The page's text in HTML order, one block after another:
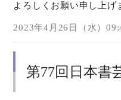
よろしくお願い申し上げ
2023年4月26日（水）
第77回日本書